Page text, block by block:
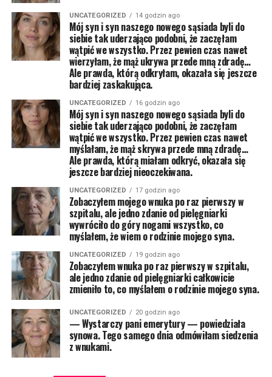
UNCATEGORIZED 14 godzin ago
Mój syn i syn naszego nowego sąsiada byli do
siebie tak uderzająco podobni, że zaczęłam
wątpić we wszystko. Przez pewien czas nawet
wierzyłam, że mąż ukrywa przede mną zdradę…
Ale prawda, którą odkryłam, okazała się jeszcze
bardziej zaskakująca.
UNCATEGORIZED 16 godzin ago
Mój syn i syn naszego nowego sąsiada byli do
siebie tak uderzająco podobni, że zaczęłam
wątpić we wszystko. Przez pewien czas nawet
myślałam, że mąż skrywa przede mną zdradę…
Ale prawda, którą miałam odkryć, okazała się
jeszcze bardziej nieoczekiwana.
UNCATEGORIZED 17 godzin ago
Zobaczyłem mojego wnuka po raz pierwszy w
szpitalu, ale jedno zdanie od pielęgniarki
wywróciło do góry nogami wszystko, co
myślałem, że wiem o rodzinie mojego syna.
UNCATEGORIZED 19 godzin ago
Zobaczyłem wnuka po raz pierwszy w szpitalu,
ale jedno zdanie od pielęgniarki całkowicie
zmieniło to, co myślałem o rodzinie mojego syna.
UNCATEGORIZED 20 godzin ago
— Wystarczy pani emerytury — powiedziała
synowa. Tego samego dnia odmówiłam siedzenia
z wnukami.